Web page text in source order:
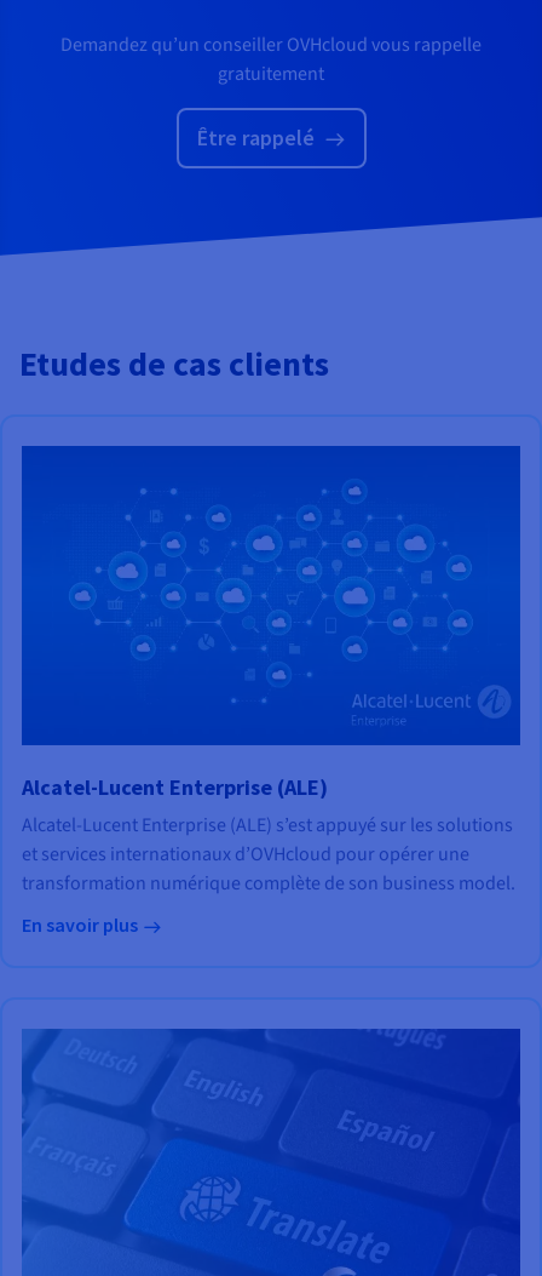
Demandez qu’un conseiller OVHcloud vous rappelle
gratuitement
Être rappelé
Etudes de cas clients
Alcatel-Lucent Enterprise (ALE)
Alcatel-Lucent Enterprise (ALE) s’est appuyé sur les solutions
et services internationaux d’OVHcloud pour opérer une
transformation numérique complète de son business model.
En savoir plus